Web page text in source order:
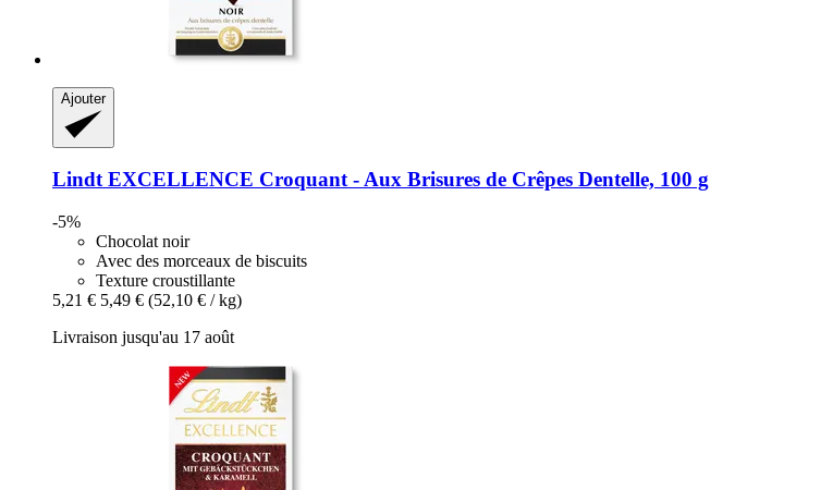
Ajouter
LindtEXCELLENCE Croquant -​ Aux Brisures de Crêpes Dentelle, 100 g
-5%
Chocolat noir
Avec des morceaux de biscuits
Texture croustillante
5,21 € 5,49 € (52,10 € / kg)
Livraison jusqu'au 17 août